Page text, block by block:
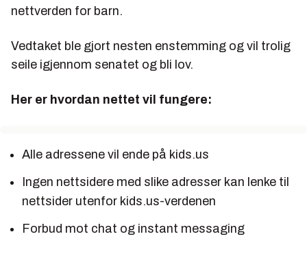
nettverden for barn.
Vedtaket ble gjort nesten enstemming og vil trolig
seile igjennom senatet og bli lov.
Her er hvordan nettet vil fungere:
Alle adressene vil ende på kids.us
Ingen nettsidere med slike adresser kan lenke til
nettsider utenfor kids.us-verdenen
Forbud mot chat og instant messaging